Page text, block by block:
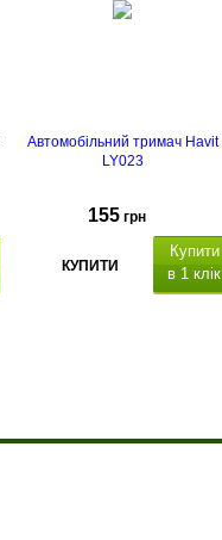
Автомобільний тримач Havit
LY023
155 грн
КУПИТИ
Купити
в 1 клік